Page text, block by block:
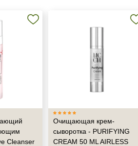
Cleanser
Очищающая крем-
сыворотка - PURIFYING
CREAM 50 ML AIRLESS